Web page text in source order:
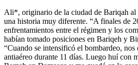
Ali*, originario de la ciudad de Bariqah al
una historia muy diferente. “A finales de
enfrentamientos entre el régimen y los
habían tomado posiciones en Bariqeh y
“Cuando se intensificó el bombardeo,
antiaéreo durante 11 días. Luego huí con